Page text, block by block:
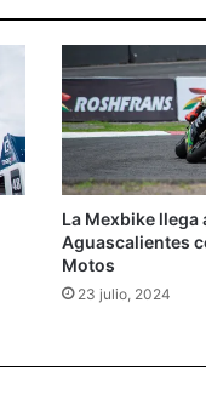
La Mexbike llega
Aguascalientes
Motos
23 julio, 2024